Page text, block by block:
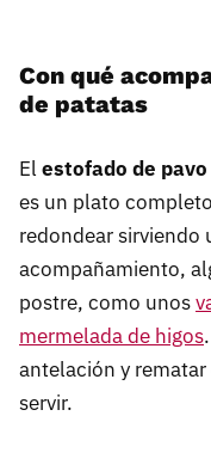
Con qué
de patatas
El estofado de
es un plato
redondear sirviendo
acompañamiento,
postre, como unos
mermelada de higos
antelación y
servir.